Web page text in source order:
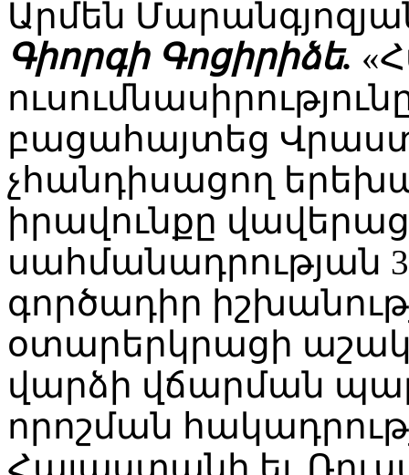
Արմեն
Գիորգի Գոցիրիձե.
բացահայտեց
չհանդիսացող
իրավունքը
սահմանադրության
գործադիր
օտարերկրացի
վարձի վճարման
որոշման
Հայաստանի եւ